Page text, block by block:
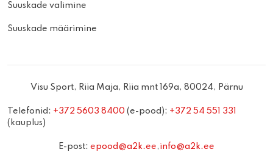
Suuskade valimine
Suuskade määrimine
Visu Sport, Riia Maja, Riia mnt 169a, 80024, Pärnu
Telefonid: +372 5603 8400 (e-pood); +372 54 551 331
(kauplus)
E-post: epood@a2k.ee, info@a2k.ee